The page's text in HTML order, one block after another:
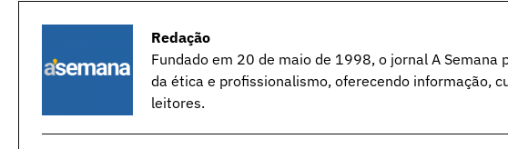
Redação
Fundado em 20 de maio de 1998, o jornal A
da ética e profissionalismo, oferecendo informação,
leitores.